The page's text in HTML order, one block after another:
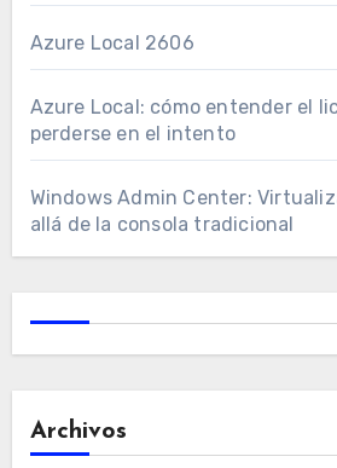
Azure Local 2606
Azure Local: cómo entender el
perderse en el intento
Windows Admin Center:
allá de la consola tradicional
Archivos